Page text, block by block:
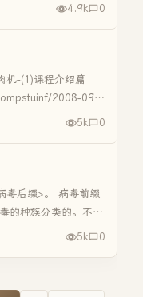
4.9k 0
机-(1)课程介绍篇
2008-09-
肉机-(2)环境搭建...
5k 0
毒后缀>。 病毒前缀
的种族分类的。不同
我们常见的木马病毒
5k 0